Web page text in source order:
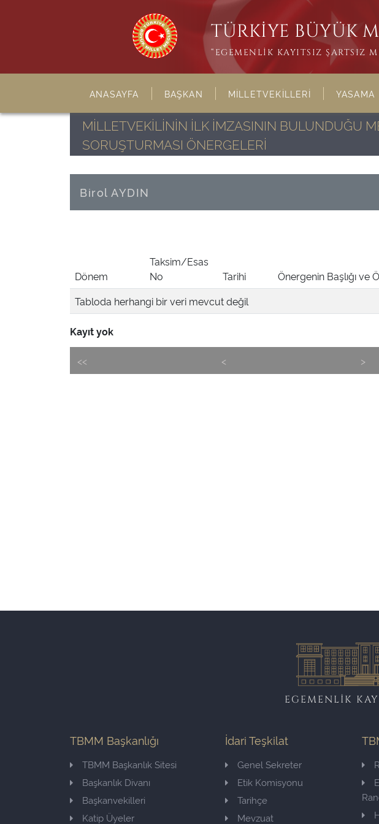
TÜRKİYE BÜYÜK
“EGEMENLİK KAYITSIZ ŞARTSIZ
ANASAYFA BAŞKAN MİLLETVEKİLLERİ YASAMA
MİLLETVEKİLİNİN İLK İMZASININ BULUNDUĞU
SORUŞTURMASI ÖNERGELERİ
Birol AYDIN
Dönem
Taksim/Esas
No
Tarihi
Önergenin Başlığı ve
Tabloda herhangi bir veri mevcut değil
Kayıt yok
<< < >
EGEMENLİK
TBMM Başkanlığı
TBMM Başkanlık Sitesi
Başkanlık Divanı
Başkanvekilleri
Katip Üyeler
İdari Teşkilat
Genel Sekreter
Etik Komisyonu
Tarihçe
Mevzuat